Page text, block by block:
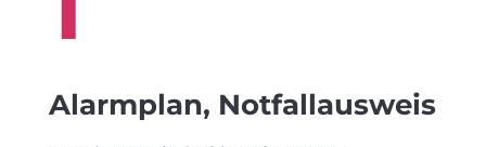
Alarmplan, Notfallausweis